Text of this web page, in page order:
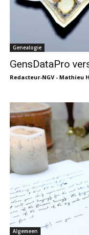
Genealogie
GensDataPro
Redacteur-NGV - Mathieu
Algemeen